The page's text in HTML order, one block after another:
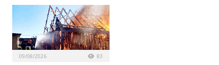
09/08/2026 83